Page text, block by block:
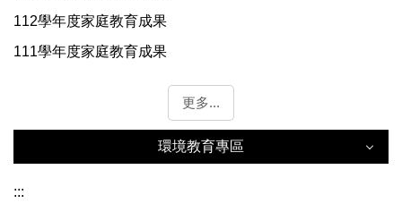
112學年度家庭教育成果
111學年度家庭教育成果
更多...
環境教育專區
:::